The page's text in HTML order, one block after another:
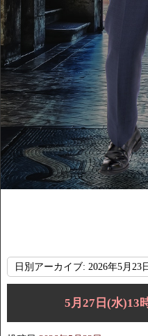
日別アーカイブ: 2026年5月23
5月27日(水)13